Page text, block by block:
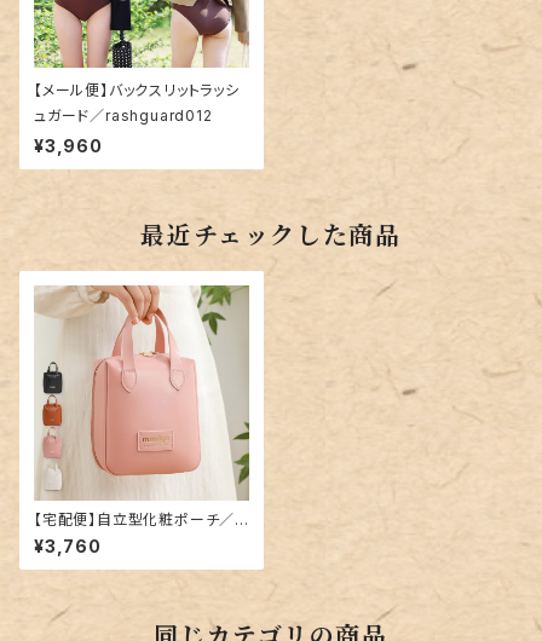
【メール便】バックスリットラッシ
ュガード／rashguard012
¥3,960
最近チェックした商品
【宅配便】自立型化粧ポーチ／b
ag288
¥3,760